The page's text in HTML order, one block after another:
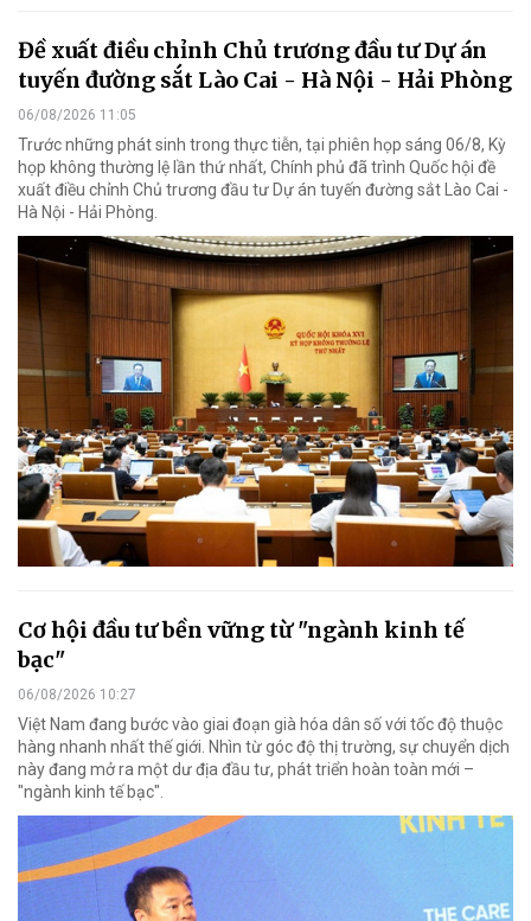
Đề xuất điều chỉnh Chủ trương đầu tư Dự án
tuyến đường sắt Lào Cai - Hà Nội - Hải Phòng
06/08/2026 11:05
Trước những phát sinh trong thực tiễn, tại phiên họp sáng 06/8, Kỳ
họp không thường lệ lần thứ nhất, Chính phủ đã trình Quốc hội đề
xuất điều chỉnh Chủ trương đầu tư Dự án tuyến đường sắt Lào Cai -
Hà Nội - Hải Phòng.
Cơ hội đầu tư bền vững từ "ngành kinh tế
bạc"
06/08/2026 10:27
Việt Nam đang bước vào giai đoạn già hóa dân số với tốc độ thuộc
hàng nhanh nhất thế giới. Nhìn từ góc độ thị trường, sự chuyển dịch
này đang mở ra một dư địa đầu tư, phát triển hoàn toàn mới –
"ngành kinh tế bạc".